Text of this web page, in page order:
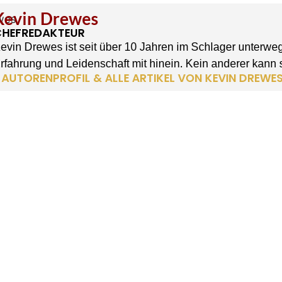
Drewes
Drewes ist seit über 10 Jahren im Schlager
und Leidenschaft mit hinein. Kein anderer
& ALLE ARTIKEL VON KEVIN DREWES